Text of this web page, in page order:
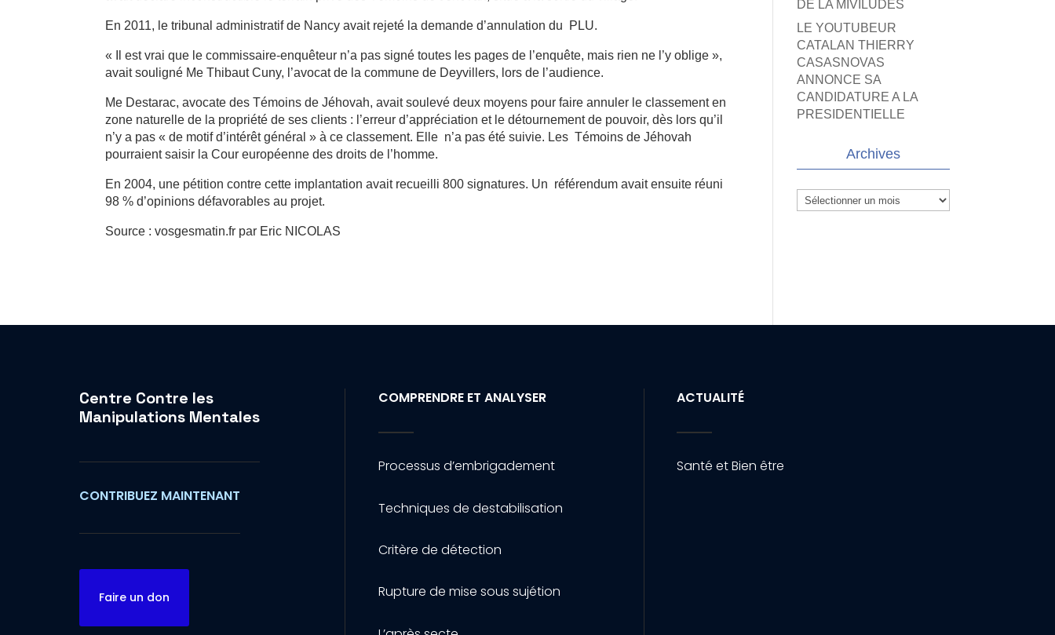
En 2011, le tribunal administratif de Nancy avait rejeté la demande d’annulation du PLU.
« Il est vrai que le commissaire-enquêteur n’a pas signé toutes les pages de l’enquête, mais rien ne l’y oblige »,
avait souligné Me Thibaut Cuny, l’avocat de la commune de Deyvillers, lors de l’audience.
Me Destarac, avocate des Témoins de Jéhovah, avait soulevé deux moyens pour faire annuler le classement en
zone naturelle de la propriété de ses clients : l’erreur d’appréciation et le détournement de pouvoir, dès lors qu’il
n’y a pas « de motif d’intérêt général » à ce classement. Elle n’a pas été suivie. Les Témoins de Jéhovah
pourraient saisir la Cour européenne des droits de l’homme.
En 2004, une pétition contre cette implantation avait recueilli 800 signatures. Un référendum avait ensuite réuni
98 % d’opinions défavorables au projet.
Source : vosgesmatin.fr par Eric NICOLAS
DE LA MIVILUDES
LE YOUTUBEUR
CATALAN THIERRY
CASASNOVAS
ANNONCE SA
CANDIDATURE A LA
PRESIDENTIELLE
Archives
Archives
Centre Contre les
Manipulations Mentales
CONTRIBUEZ MAINTENANT
Faire un don
COMPRENDRE ET ANALYSER
Processus d’embrigadement
Techniques de destabilisation
Critère de détection
Rupture de mise sous sujétion
ACTUALITÉ
Santé et Bien être